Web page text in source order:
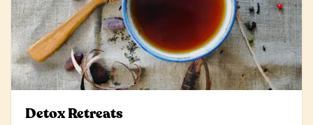
Detox Retreats